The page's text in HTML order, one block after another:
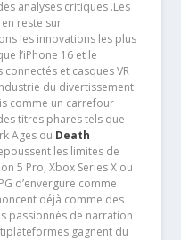
analyses critiques .Les
reste sur
les innovations les plus
l’iPhone 16 et le
connectés et casques VR
du divertissement
comme un carrefour
titres phares tels que
Ages ou Death
les limites de
5 Pro, Xbox Series X ou
d’envergure comme
déjà comme des
passionnés de narration
gagnent du